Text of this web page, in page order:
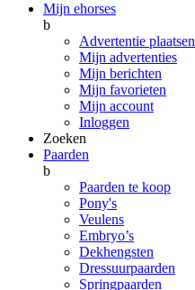
Mijn ehorses
b
Advertentie plaatsen
Mijn advertenties
Mijn berichten
Mijn favorieten
Mijn account
Inloggen
Zoeken
Paarden
b
Paarden te koop
Pony's
Veulens
Embryo’s
Dekhengsten
Dressuurpaarden
Springpaarden